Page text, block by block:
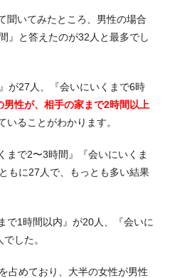
聞いてみたところ、男性の場合
』と答えたのが32人と最多でし
が27人、『会いにいくまで6時
男性が、相手の家まで2時間以上
いることがわかります。
まで2〜3時間』『会いにいくま
もに27人で、もっとも多い結果
で1時間以内』が20人、『会いに
した。
占めており、大半の女性が男性